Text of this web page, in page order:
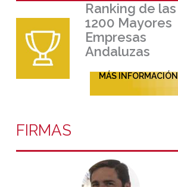
Ranking de las
1200 Mayores
Empresas
Andaluzas
MÁS INFORMACIÓN
FIRMAS